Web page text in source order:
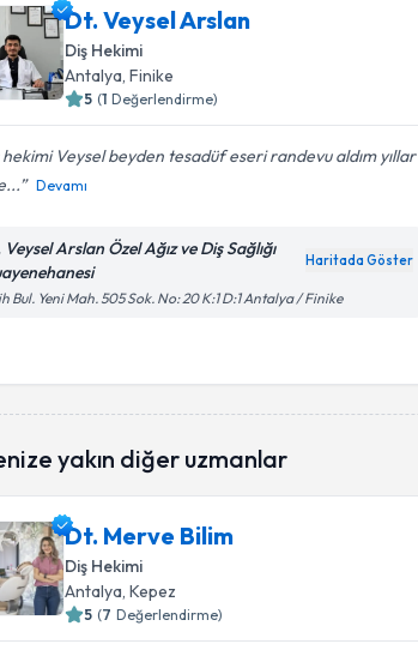
Dt. Veysel Arslan
Diş Hekimi
Antalya, Finike
5 (1 Değerlendirme)
hekimi Veysel beyden tesadüf eseri randevu aldım yıllar
Devamı
Arslan Özel Ağız ve Diş Sağlığı
Haritada Göster
Bul. Yeni Mah. 505 Sok. No: 20 K:1 D:1 Antalya / Finike
yakın diğer uzmanlar
Dt. Merve Bilim
Diş Hekimi
Antalya , Kepez
5 (7 Değerlendirme)